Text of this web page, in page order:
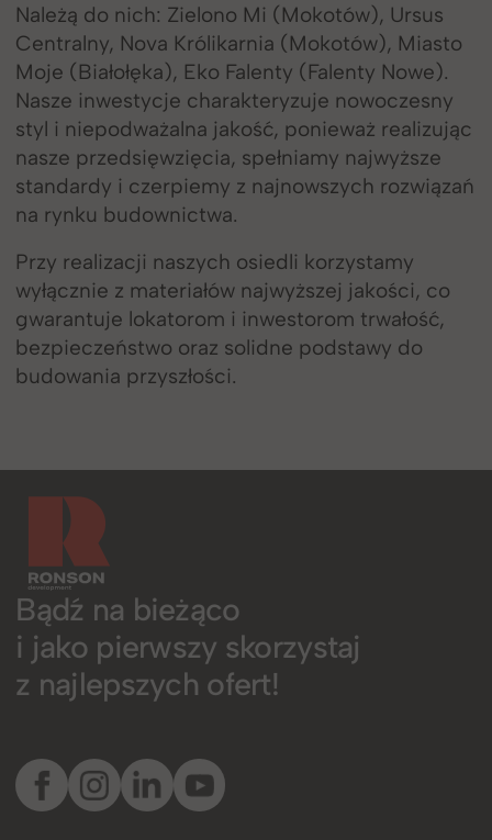
Należą do nich: Zielono Mi (Mokotów), Ursus
Centralny, Nova Królikarnia (Mokotów), Miasto
Moje (Białołęka), Eko Falenty (Falenty Nowe).
Nasze inwestycje charakteryzuje nowoczesny
styl i niepodważalna jakość, ponieważ realizując
nasze przedsięwzięcia, spełniamy najwyższe
standardy i czerpiemy z najnowszych rozwiązań
na rynku budownictwa.
Przy realizacji naszych osiedli korzystamy
wyłącznie z materiałów najwyższej jakości, co
gwarantuje lokatorom i inwestorom trwałość,
bezpieczeństwo oraz solidne podstawy do
budowania przyszłości.
Bądź na bieżąco
i jako pierwszy skorzystaj
z najlepszych ofert!